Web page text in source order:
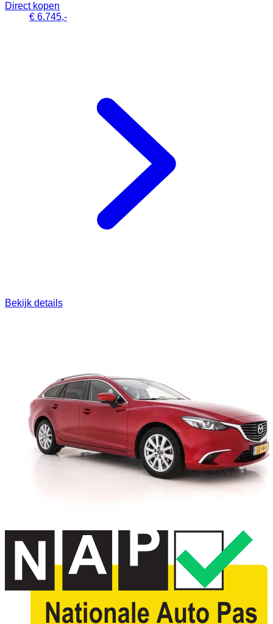
Direct kopen
€ 6.745,-
Bekijk details